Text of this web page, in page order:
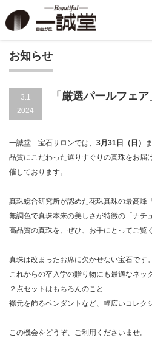
お知らせ
3.1
2024
「厳選パールフェ
一誠堂 宝石サロンでは、 3月31日（日）
品質にこだわった選りすぐりの真珠をお届
催しております。
真珠総合研究所が認めた花珠真珠の最高峰
無調色で真珠本来の美しさが特徴の「ナチ
高品質の真珠を、ぜひ、お手にとってご覧
真珠は改まったお席に欠かせない宝石です。
これからの卒入学の贈り物にも最適なネッ
２点セットはもちろんのこと
襟元を飾るペンダントなど、幅広いコレク
この機会をどうぞ、ご利用くださいませ。